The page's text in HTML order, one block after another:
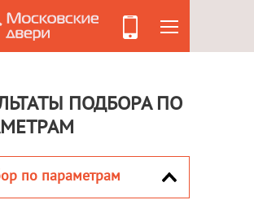
ПОДБОРА ПО
по параметрам